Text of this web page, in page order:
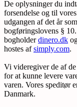
De oplysninger du
forsendelse og til
udgangen af det år
bogføringslovens §
bogholderdinero.dk
hostes afsimply.com.
Vi videregiver de af
for at kunne levere
varen. Vores speditør
Danmark.